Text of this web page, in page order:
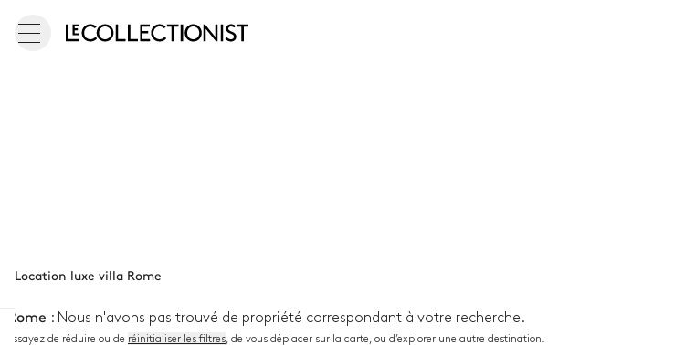
Rome : Nous n'avons pas trouvé de propriété correspondant à votre recherche.
Essayez de réduire ou de réinitialiser les filtres , de vous déplacer sur la carte, ou d’explorer une autre destination.
Location luxe villa Rome